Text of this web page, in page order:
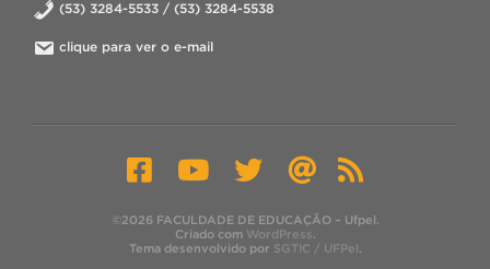
(53) 3284-5533 / (53) 3284-5538
clique para ver o e-mail
©2026 FACULDADE DE EDUCAÇÃO – Ufpel.
Criado com WordPress.
Tema desenvolvido por SGTIC / UFPel.